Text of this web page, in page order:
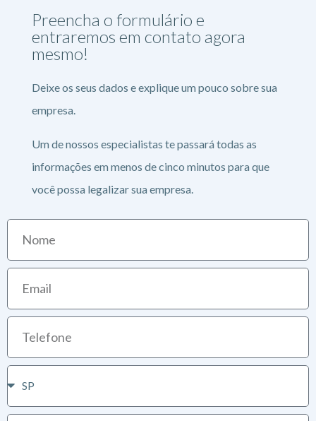
Preencha o formulário e
entraremos em contato agora
mesmo!
Deixe os seus dados e explique um pouco sobre sua
empresa.
Um de nossos especialistas te passará todas as
informações em menos de cinco minutos para que
você possa legalizar sua empresa.